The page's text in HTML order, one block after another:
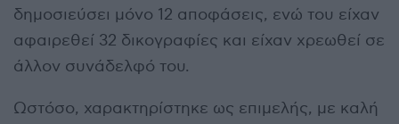
δημοσιεύσει μόνο 12 αποφάσεις, ενώ του είχαν
αφαιρεθεί 32 δικογραφίες και είχαν χρεωθεί σε
άλλον συνάδελφό του.
Ωστόσο, χαρακτηρίστηκε ως επιμελής, με καλή